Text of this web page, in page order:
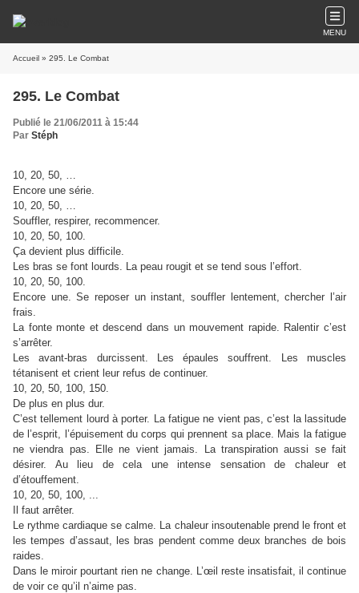
MENU
Accueil » 295. Le Combat
295. Le Combat
Publié le 21/06/2011 à 15:44
Par Stéph
10, 20, 50, …
Encore une série.
10, 20, 50, …
Souffler, respirer, recommencer.
10, 20, 50, 100.
Ça devient plus difficile.
Les bras se font lourds. La peau rougit et se tend sous l’effort.
10, 20, 50, 100.
Encore une. Se reposer un instant, souffler lentement, chercher l’air
frais.
La fonte monte et descend dans un mouvement rapide. Ralentir c’est
s’arrêter.
Les avant-bras durcissent. Les épaules souffrent. Les muscles
tétanisent et crient leur refus de continuer.
10, 20, 50, 100, 150.
De plus en plus dur.
C’est tellement lourd à porter. La fatigue ne vient pas, c’est la lassitude
de l’esprit, l’épuisement du corps qui prennent sa place. Mais la fatigue
ne viendra pas. Elle ne vient jamais. La transpiration aussi se fait
désirer. Au lieu de cela une intense sensation de chaleur et
d’étouffement.
10, 20, 50, 100, ...
Il faut arrêter.
Le rythme cardiaque se calme. La chaleur insoutenable prend le front et
les tempes d’assaut, les bras pendent comme deux branches de bois
raides.
Dans le miroir pourtant rien ne change. L’œil reste insatisfait, il continue
de voir ce qu’il n’aime pas.